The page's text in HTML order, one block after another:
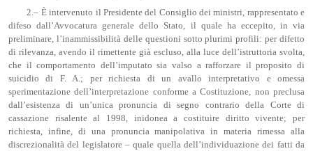
2.– È intervenuto il Presidente del Consiglio dei ministri, rappresentato e
difeso dall’Avvocatura generale dello Stato, il quale ha eccepito, in via
preliminare, l’inammissibilità delle questioni sotto plurimi profili: per difetto
di rilevanza, avendo il rimettente già escluso, alla luce dell’istruttoria svolta,
che il comportamento dell’imputato sia valso a rafforzare il proposito di
suicidio di F. A.; per richiesta di un avallo interpretativo e omessa
sperimentazione dell’interpretazione conforme a Costituzione, non preclusa
dall’esistenza di un’unica pronuncia di segno contrario della Corte di
cassazione risalente al 1998, inidonea a costituire diritto vivente; per
richiesta, infine, di una pronuncia manipolativa in materia rimessa alla
discrezionalità del legislatore – quale quella dell’individuazione dei fatti da